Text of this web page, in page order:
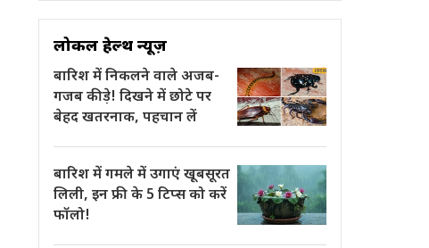
लोकल हेल्थ न्यूज़
बारिश में निकलने वाले अजब-
गजब कीड़े! दिखने में छोटे पर
बेहद खतरनाक, पहचान लें
बारिश में गमले में उगाएं खूबसूरत
लिली, इन फ्री के 5 टिप्स को करें
फॉलो!